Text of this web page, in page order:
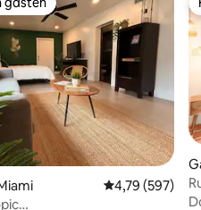
4,95 op 5, 299 recensies
gasten
Gemiddelde
4,79 (597)